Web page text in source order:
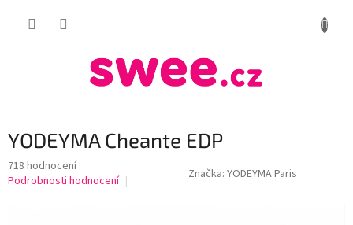
YODEYMA Cheante EDP
Průměrné
hodnocení
718 hodnocení
Podrobnosti hodnocení
Značka: YODEYMA Paris